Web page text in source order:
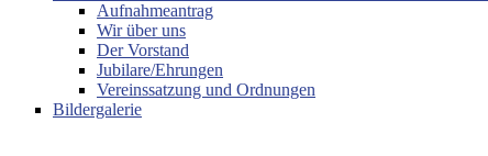
Aufnahmeantrag
Wir über uns
Der Vorstand
Jubilare/Ehrungen
Vereinssatzung und Ordnungen
Bildergalerie